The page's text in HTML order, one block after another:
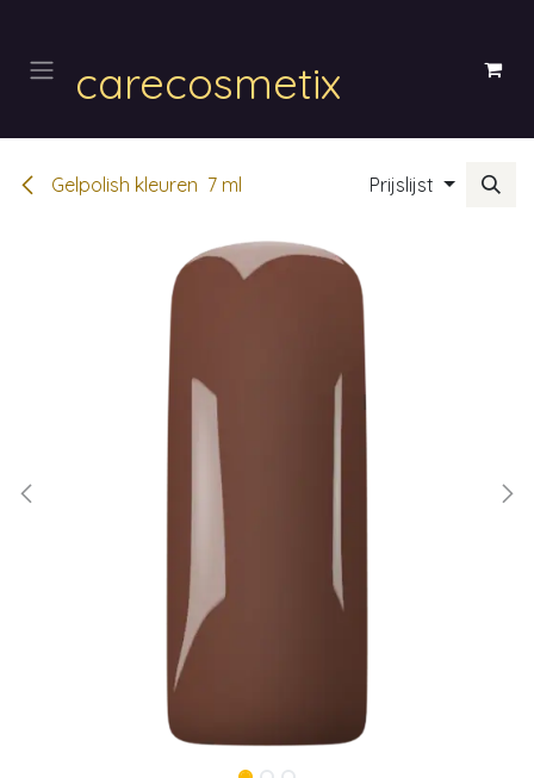
carecosmetix
Gelpolish kleuren 7 ml Prijslijst